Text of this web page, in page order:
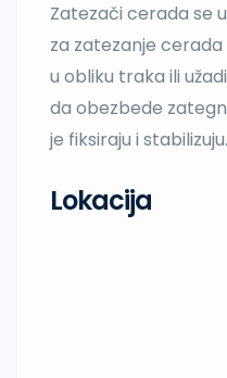
Zatezači cerada se
za zatezanje
u obliku traka ili
da obezbede
je fiksiraju i stabilizuju.
Lokacija